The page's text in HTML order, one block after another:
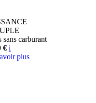
sans carburant
€ i
plus